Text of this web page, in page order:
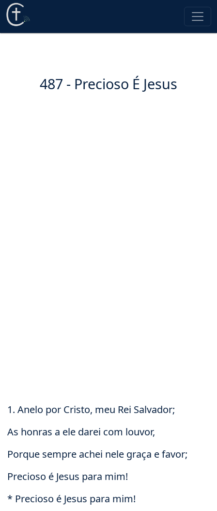
487 - Precioso É Jesus
1. Anelo por Cristo, meu Rei Salvador;
As honras a ele darei com louvor,
Porque sempre achei nele graça e favor;
Precioso é Jesus para mim!
* Precioso é Jesus para mim!